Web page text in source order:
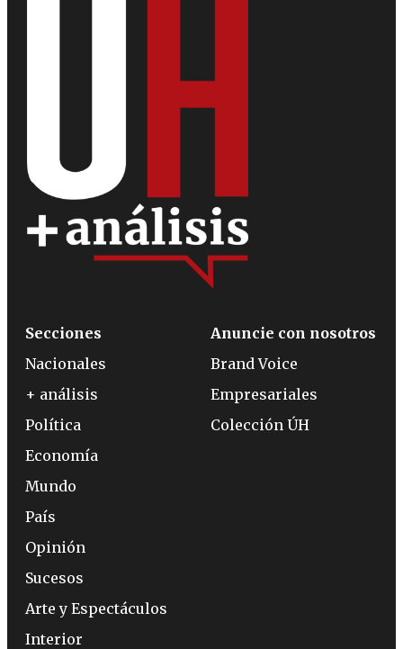
Secciones
Nacionales
+ análisis
Política
Economía
Mundo
País
Opinión
Sucesos
Arte y Espectáculos
Interior
Anuncie con nosotros
Brand Voice
Empresariales
Colección ÚH